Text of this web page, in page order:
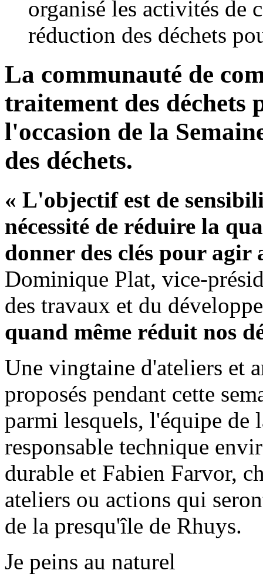
organisé les activités de
réduction des déchets
La communauté de
traitement des déchets
l'occasion de la
des déchets.
« L'objectif est de
nécessité de réduire la
donner des clés pour agir
Dominique Plat, vice-
des travaux et du
quand même réduit nos
Une vingtaine d'ateliers et
proposés pendant cette
parmi lesquels, l'équipe de
responsable technique
durable et Fabien Farvor,
ateliers ou actions qui
de la presqu'île de Rhuys.
Je peins au naturel